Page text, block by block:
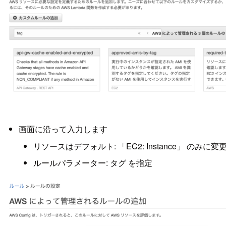
画面に沿って入力します
リソースはデフォルト: 「EC2: Instance」 のみに変
ルールパラメーター: タグ を指定